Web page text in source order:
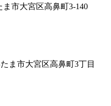
市大宮区高鼻町3-140
ま市大宮区高鼻町3丁目